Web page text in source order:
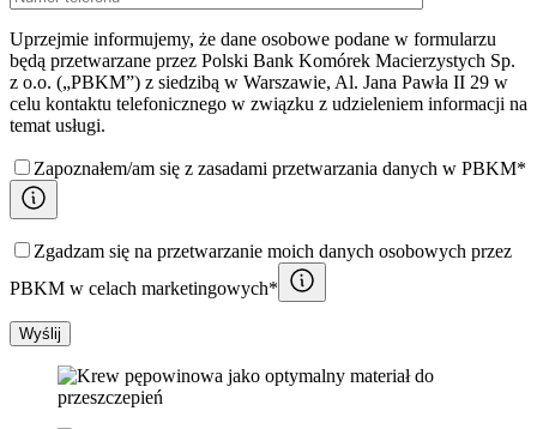
Uprzejmie informujemy, że dane osobowe podane w formularzu
będą przetwarzane przez Polski Bank Komórek Macierzystych Sp.
z o.o. („PBKM”) z siedzibą w Warszawie, Al. Jana Pawła II 29 w
celu kontaktu telefonicznego w związku z udzieleniem informacji na
temat usługi.
Zapoznałem/am się z zasadami przetwarzania danych w PBKM*
Zgadzam się na przetwarzanie moich danych osobowych przez
PBKM w celach marketingowych*
Wyślij